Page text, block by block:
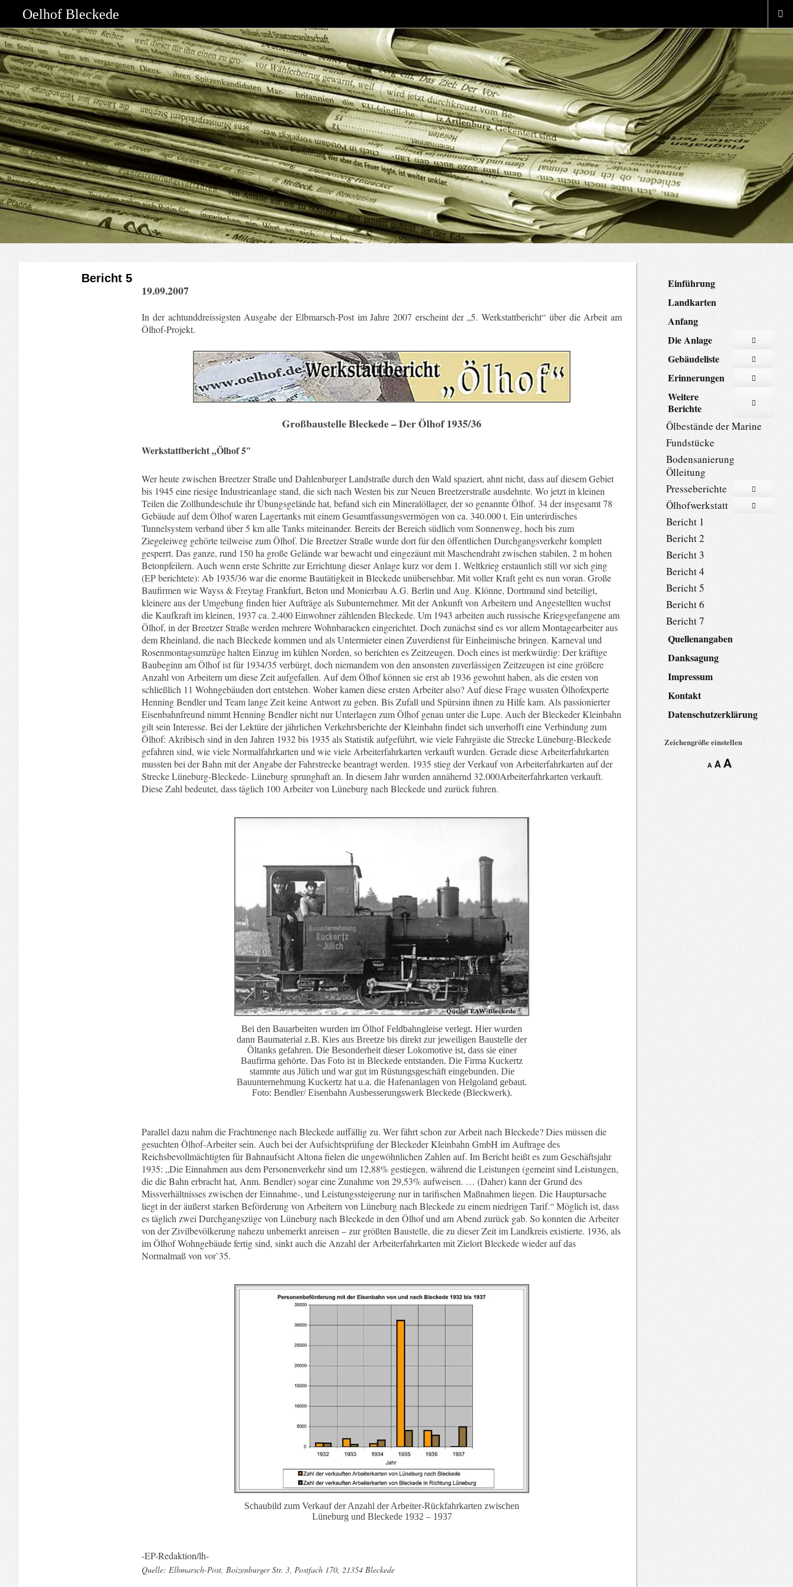
Oelhof Bleckede
Bericht 5
19.09.2007
In der achtunddreissigsten Ausgabe der Elbmarsch-Post im Jahre 2007 erscheint der „5. Werkstattbericht“ über die Arbeit am
Ölhof-Projekt.
Großbaustelle Bleckede – Der Ölhof 1935/36
Werkstattbericht „Ölhof 5″
Wer heute zwischen Breetzer Straße und Dahlenburger Landstraße durch den Wald spaziert, ahnt nicht, dass auf diesem Gebiet
bis 1945 eine riesige Industrieanlage stand, die sich nach Westen bis zur Neuen Breetzerstraße ausdehnte. Wo jetzt in kleinen
Teilen die Zollhundeschule ihr Übungsgelände hat, befand sich ein Mineralöllager, der so genannte Ölhof. 34 der insgesamt 78
Gebäude auf dem Ölhof waren Lagertanks mit einem Gesamtfassungsvermögen von ca. 340.000 t. Ein unterirdisches
Tunnelsystem verband über 5 km alle Tanks miteinander. Bereits der Bereich südlich vom Sonnenweg, hoch bis zum
Ziegeleiweg gehörte teilweise zum Ölhof. Die Breetzer Straße wurde dort für den öffentlichen Durchgangsverkehr komplett
gesperrt. Das ganze, rund 150 ha große Gelände war bewacht und eingezäunt mit Maschendraht zwischen stabilen, 2 m hohen
Betonpfeilern. Auch wenn erste Schritte zur Errichtung dieser Anlage kurz vor dem 1. Weltkrieg erstaunlich still vor sich ging
(EP berichtete): Ab 1935/36 war die enorme Bautätigkeit in Bleckede unübersehbar. Mit voller Kraft geht es nun voran. Große
Baufirmen wie Wayss & Freytag Frankfurt, Beton und Monierbau A.G. Berlin und Aug. Klönne, Dortmund sind beteiligt,
kleinere aus der Umgebung finden hier Aufträge als Subunternehmer. Mit der Ankunft von Arbeitern und Angestellten wuchst
die Kaufkraft im kleinen, 1937 ca. 2.400 Einwohner zählenden Bleckede. Um 1943 arbeiten auch russische Kriegsgefangene am
Ölhof, in der Breetzer Straße werden mehrere Wohnbaracken eingerichtet. Doch zunächst sind es vor allem Montagearbeiter aus
dem Rheinland, die nach Bleckede kommen und als Untermieter einen Zuverdienst für Einheimische bringen. Karneval und
Rosenmontagsumzüge halten Einzug im kühlen Norden, so berichten es Zeitzeugen. Doch eines ist merkwürdig: Der kräftige
Baubeginn am Ölhof ist für 1934/35 verbürgt, doch niemandem von den ansonsten zuverlässigen Zeitzeugen ist eine größere
Anzahl von Arbeitern um diese Zeit aufgefallen. Auf dem Ölhof können sie erst ab 1936 gewohnt haben, als die ersten von
schließlich 11 Wohngebäuden dort entstehen. Woher kamen diese ersten Arbeiter also? Auf diese Frage wussten Ölhofexperte
Henning Bendler und Team lange Zeit keine Antwort zu geben. Bis Zufall und Spürsinn ihnen zu Hilfe kam. Als passionierter
Eisenbahnfreund nimmt Henning Bendler nicht nur Unterlagen zum Ölhof genau unter die Lupe. Auch der Bleckeder Kleinbahn
gilt sein Interesse. Bei der Lektüre der jährlichen Verkehrsberichte der Kleinbahn findet sich unverhofft eine Verbindung zum
Ölhof: Akribisch sind in den Jahren 1932 bis 1935 als Statistik aufgeführt, wie viele Fahrgäste die Strecke Lüneburg-Bleckede
gefahren sind, wie viele Normalfahrkarten und wie viele Arbeiterfahrkarten verkauft wurden. Gerade diese Arbeiterfahrkarten
mussten bei der Bahn mit der Angabe der Fahrstrecke beantragt werden. 1935 stieg der Verkauf von Arbeiterfahrkarten auf der
Strecke Lüneburg-Bleckede- Lüneburg sprunghaft an. In diesem Jahr wurden annähernd 32.000Arbeiterfahrkarten verkauft.
Diese Zahl bedeutet, dass täglich 100 Arbeiter von Lüneburg nach Bleckede und zurück fuhren.
Bei den Bauarbeiten wurden im Ölhof Feldbahngleise verlegt. Hier wurden
dann Baumaterial z.B. Kies aus Breetze bis direkt zur jeweiligen Baustelle der
Öltanks gefahren. Die Besonderheit dieser Lokomotive ist, dass sie einer
Baufirma gehörte. Das Foto ist in Bleckede entstanden. Die Firma Kuckertz
stammte aus Jülich und war gut im Rüstungsgeschäft eingebunden. Die
Bauunternehmung Kuckertz hat u.a. die Hafenanlagen von Helgoland gebaut.
Foto: Bendler/ Eisenbahn Ausbesserungswerk Bleckede (Bleckwerk).
Parallel dazu nahm die Frachtmenge nach Bleckede auffällig zu. Wer fährt schon zur Arbeit nach Bleckede? Dies müssen die
gesuchten Ölhof-Arbeiter sein. Auch bei der Aufsichtsprüfung der Bleckeder Kleinbahn GmbH im Auftrage des
Reichsbevollmächtigten für Bahnaufsicht Altona fielen die ungewöhnlichen Zahlen auf. Im Bericht heißt es zum Geschäftsjahr
1935: „Die Einnahmen aus dem Personenverkehr sind um 12,88% gestiegen, während die Leistungen (gemeint sind Leistungen,
die die Bahn erbracht hat, Anm. Bendler) sogar eine Zunahme von 29,53% aufweisen. … (Daher) kann der Grund des
Missverhältnisses zwischen der Einnahme-, und Leistungssteigerung nur in tarifischen Maßnahmen liegen. Die Hauptursache
liegt in der äußerst starken Beförderung von Arbeitern von Lüneburg nach Bleckede zu einem niedrigen Tarif.“ Möglich ist, dass
es täglich zwei Durchgangszüge von Lüneburg nach Bleckede in den Ölhof und am Abend zurück gab. So konnten die Arbeiter
von der Zivilbevölkerung nahezu unbemerkt anreisen – zur größten Baustelle, die zu dieser Zeit im Landkreis existierte. 1936, als
im Ölhof Wohngebäude fertig sind, sinkt auch die Anzahl der Arbeiterfahrkarten mit Zielort Bleckede wieder auf das
Normalmaß von vor`35.
Schaubild zum Verkauf der Anzahl der Arbeiter-Rückfahrkarten zwischen
Lüneburg und Bleckede 1932 – 1937
-EP-Redaktion/lh-
Quelle: Elbmarsch-Post, Boizenburger Str. 3, Postfach 170, 21354 Bleckede
Einführung
Landkarten
Anfang
Die Anlage
Gebäudeliste
Erinnerungen
Weitere
Berichte
Ölbestände der Marine
Fundstücke
Bodensanierung
Ölleitung
Presseberichte
Ölhofwerkstatt
Bericht 1
Bericht 2
Bericht 3
Bericht 4
Bericht 5
Bericht 6
Bericht 7
Quellenangaben
Danksagung
Impressum
Kontakt
Datenschutzerklärung
Zeichengröße einstellen
A A A